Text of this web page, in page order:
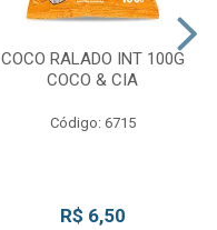
COCO RALADO INT 100G
COCO & CIA
Código: 6715
R$ 6,50